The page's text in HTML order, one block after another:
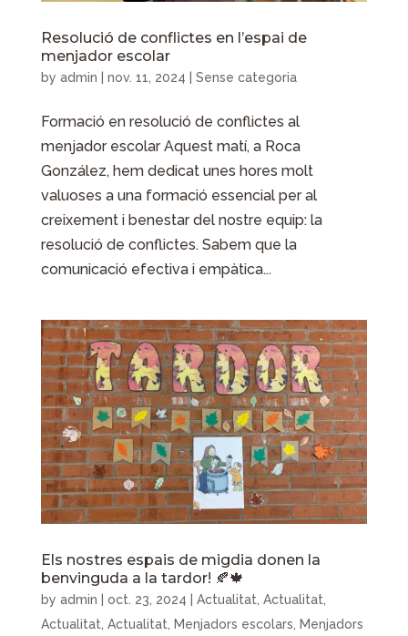
Resolució de conflictes en l’espai de
menjador escolar
by admin nov. 11, 2024 | Sense categoria
Formació en resolució de conflictes al
menjador escolar Aquest matí, a Roca
González, hem dedicat unes hores molt
valuoses a una formació essencial per al
creixement i benestar del nostre equip: la
resolució de conflictes. Sabem que la
comunicació efectiva i empàtica...
Els nostres espais de migdia donen la
benvinguda a la tardor! 🍂🍁
by admin oct. 23, 2024 Actualitat, Actualitat,
Actualitat, Actualitat, Menjadors escolars, Menjadors